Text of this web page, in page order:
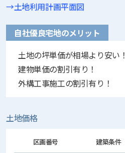
→土地利用計画平面図
自社優良宅地のメリット
土地の坪単価が相場より安い！
建物単価の割引有り！
外構工事施工の割引有り！
土地価格
区画番号 建築条件